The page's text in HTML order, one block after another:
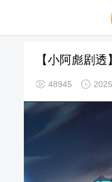
【小阿彪剧
48945